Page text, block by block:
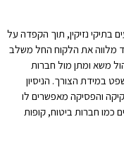
בתיקי נזיקין, תוך הקפדה על
מלווה את הלקוח החל משלב
משא ומתן מול חברות
במידת הצורך. הניסיון
והפסיקה מאפשרים לו
כמו חברות ביטוח, קופות